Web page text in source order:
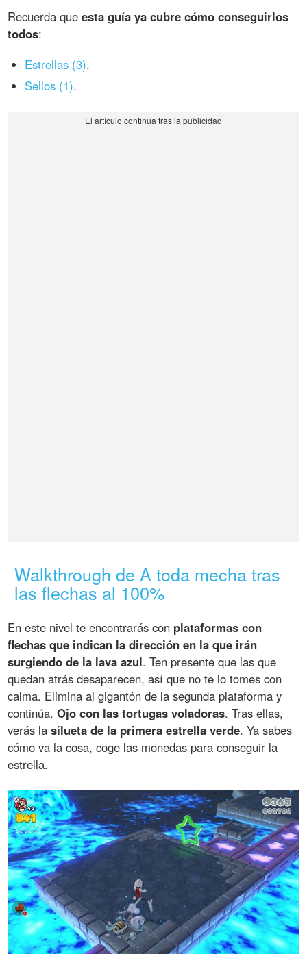
Recuerda queesta guía ya cubre cómo conseguirlos
todos:
Estrellas (3).
Sellos (1).
Walkthrough de A toda mecha tras
las flechas al 100%
En este nivel te encontrarás con plataformas con
flechas que indican la dirección en la que irán
surgiendo de la lava azul. Ten presente que las que
quedan atrás desaparecen, así que no te lo tomes con
calma. Elimina al gigantón de la segunda plataforma y
continúa.Ojo con las tortugas voladoras. Tras ellas,
verás lasilueta de la primera estrella verde. Ya sabes
cómo va la cosa, coge las monedas para conseguir la
estrella.